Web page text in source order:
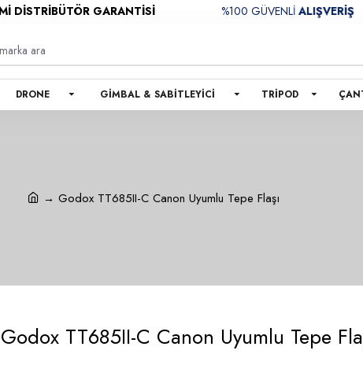
GARANTİSİ %100 GÜVENLİALIŞVERİŞ
DRONE GIMBAL & SABITLEYICI TRIPOD
Godox TT685II-C Canon Uyumlu Tepe Flaşı
Godox TT685II-C Canon Uyumlu Tepe